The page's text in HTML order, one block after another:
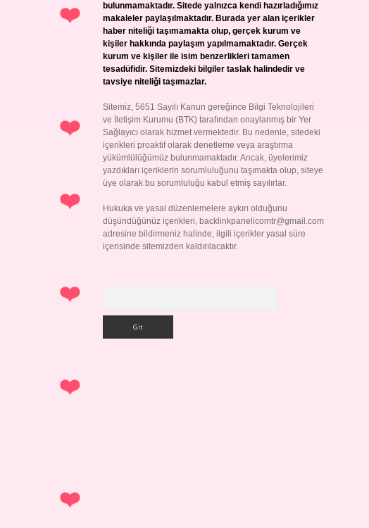
bulunmamaktadır. Sitede yalnızca kendi hazırladığımız
makaleler paylaşılmaktadır. Burada yer alan içerikler
haber niteliği taşımamakta olup, gerçek kurum ve
kişiler hakkında paylaşım yapılmamaktadır. Gerçek
kurum ve kişiler ile isim benzerlikleri tamamen
tesadüfidir. Sitemizdeki bilgiler taslak halindedir ve
tavsiye niteliği taşımazlar.
Sitemiz, 5651 Sayılı Kanun gereğince Bilgi Teknolojileri
ve İletişim Kurumu (BTK) tarafından onaylanmış bir Yer
Sağlayıcı olarak hizmet vermektedir. Bu nedenle, sitedeki
içerikleri proaktif olarak denetleme veya araştırma
yükümlülüğümüz bulunmamaktadır. Ancak, üyelerimiz
yazdıkları içeriklerin sorumluluğunu taşımakta olup, siteye
üye olarak bu sorumluluğu kabul etmiş sayılırlar.
Hukuka ve yasal düzenlemelere aykırı olduğunu
düşündüğünüz içerikleri, backlinkpanelicomtr@gmail.com
adresine bildirmeniz halinde, ilgili içerikler yasal süre
içerisinde sitemizden kaldırılacaktır.